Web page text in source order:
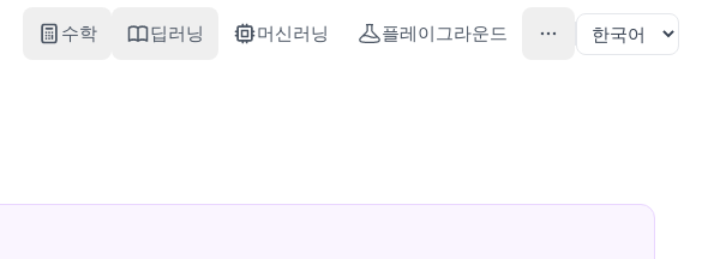
수학 딥러닝 머신러닝 플레이그라운드